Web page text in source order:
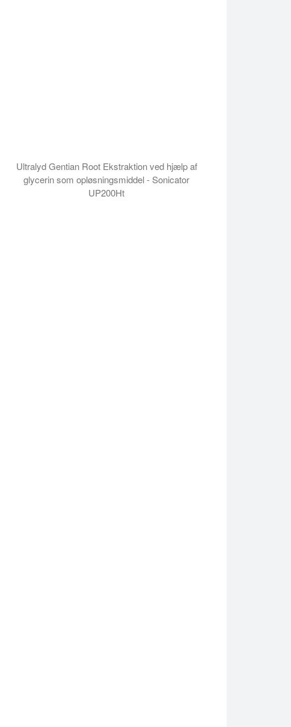
Ultralyd Gentian Root Ekstraktion ved hjælp af
glycerin som opløsningsmiddel - Sonicator
UP200Ht